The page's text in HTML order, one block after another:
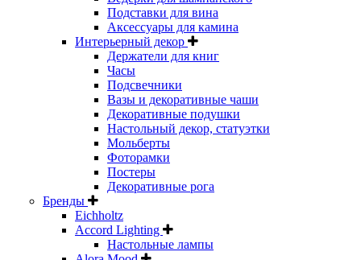
Подставки для вина
Аксессуары для камина
Интерьерный декор
Держатели для книг
Часы
Подсвечники
Вазы и декоративные чаши
Декоративные подушки
Настольный декор, статуэтки
Мольберты
Фоторамки
Постеры
Декоративные рога
Бренды
Eichholtz
Accord Lighting
Настольные лампы